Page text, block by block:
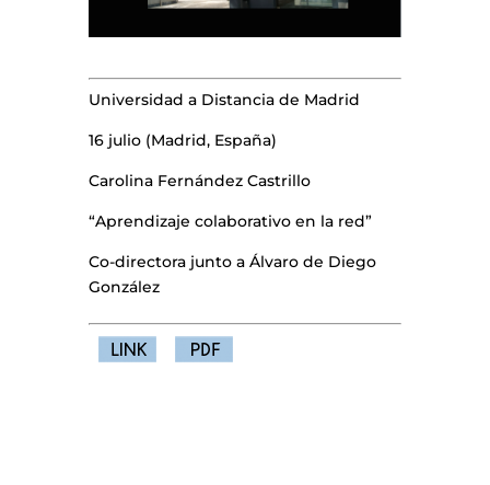
Universidad a Distancia de Madrid
16 julio (Madrid, España)
Carolina Fernández Castrillo
“Aprendizaje colaborativo en la red”
Co-directora junto a Álvaro de Diego
González